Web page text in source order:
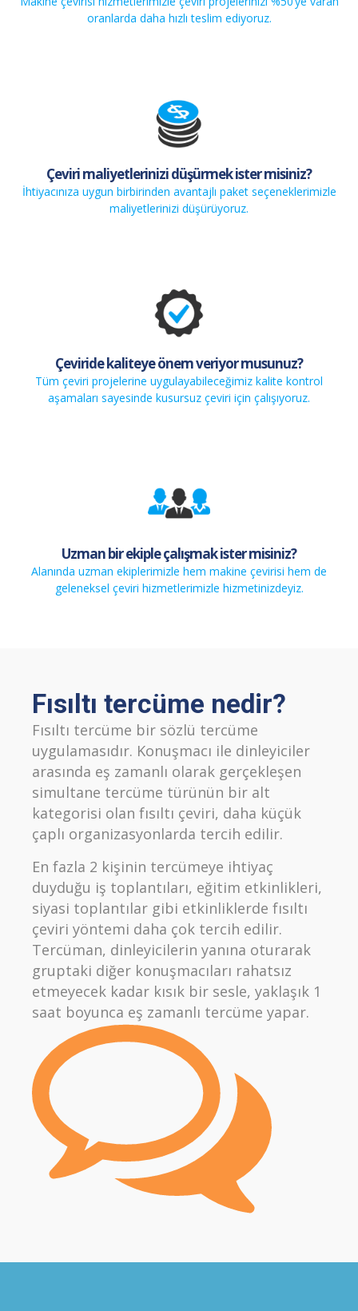
oranlarda daha hızlı teslim ediyoruz.
Çeviri maliyetlerinizi düşürmek ister misiniz?
İhtiyacınıza uygun birbirinden avantajlı paket seçeneklerimizle
maliyetlerinizi düşürüyoruz.
Çeviride kaliteye önem veriyor musunuz?
Tüm çeviri projelerine uygulayabileceğimiz kalite kontrol
aşamaları sayesinde kusursuz çeviri için çalışıyoruz.
Uzman bir ekiple çalışmak ister misiniz?
Alanında uzman ekiplerimizle hem makine çevirisi hem de
geleneksel çeviri hizmetlerimizle hizmetinizdeyiz.
Fısıltı tercüme nedir?
Fısıltı tercüme bir sözlü tercüme
uygulamasıdır. Konuşmacı ile dinleyiciler
arasında eş zamanlı olarak gerçekleşen
simultane tercüme türünün bir alt
kategorisi olan fısıltı çeviri, daha küçük
çaplı organizasyonlarda tercih edilir.
En fazla 2 kişinin tercümeye ihtiyaç
duyduğu iş toplantıları, eğitim etkinlikleri,
siyasi toplantılar gibi etkinliklerde fısıltı
çeviri yöntemi daha çok tercih edilir.
Tercüman, dinleyicilerin yanına oturarak
gruptaki diğer konuşmacıları rahatsız
etmeyecek kadar kısık bir sesle, yaklaşık 1
saat boyunca eş zamanlı tercüme yapar.